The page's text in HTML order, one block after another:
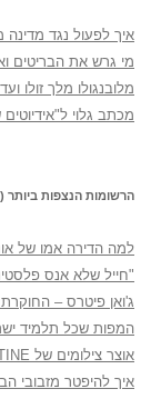
איך לפעול נגד מדינה
מי גרש את הבריטים
מלובנגולו מלך זולו
מכתב גלוי ל"אידיוטים
הרשומות הנצפות ביותר
למה הדירה אמו של
"חייל שלא אנס
ג'ואן פיטרס –
המפות שכל תלמיד
אוצר צילומים של PALESTINE הריקה
איך להיפטר מזבובי